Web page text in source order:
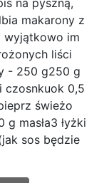
makarony z
wyjątkowo im
liści
- 250 g250 g
czosnkuok 0,5
świeżo
masła3 łyżki
sos będzie